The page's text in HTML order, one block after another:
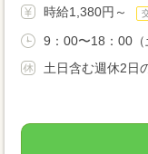
時給1,380円～
9：00〜18：00（
土日含む週休2日